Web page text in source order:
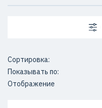
Сортировка:
Показывать по:
Отображение